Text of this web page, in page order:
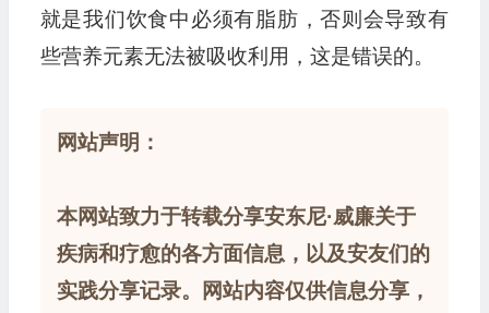
就是我们饮食中必须有脂肪，否则会导致有
些营养元素无法被吸收利用，这是错误的。
网站声明：
本网站致力于转载分享安东尼·威廉关于
疾病和疗愈的各方面信息，以及安友们的
实践分享记录。网站内容仅供信息分享，